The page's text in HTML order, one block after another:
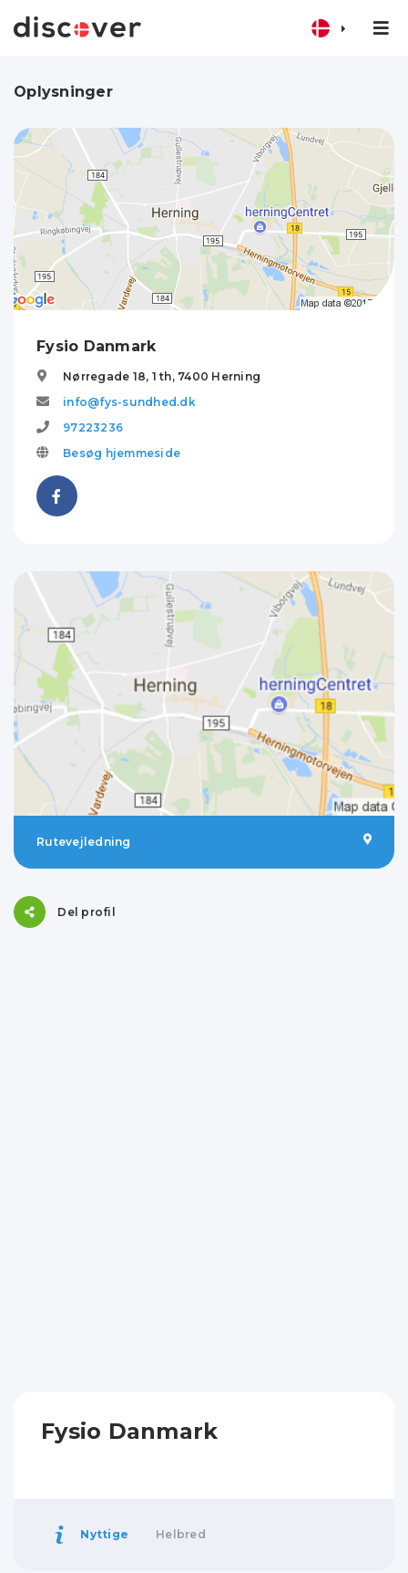
Oplysninger
Fysio Danmark
Nørregade 18, 1 th, 7400 Herning
info@fys-sundhed.dk
97223236
Besøg hjemmeside
Rutevejledning
Del profil
Fysio Danmark
Nyttige Helbred